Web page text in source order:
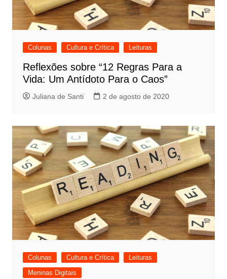
Colunas Cultura e Crítica Leituras
Reflexões sobre “12 Regras Para a
Vida: Um Antídoto Para o Caos”
Juliana de Santi 2 de agosto de 2020
Colunas Cultura e Crítica
Leituras
Meninas Digitais